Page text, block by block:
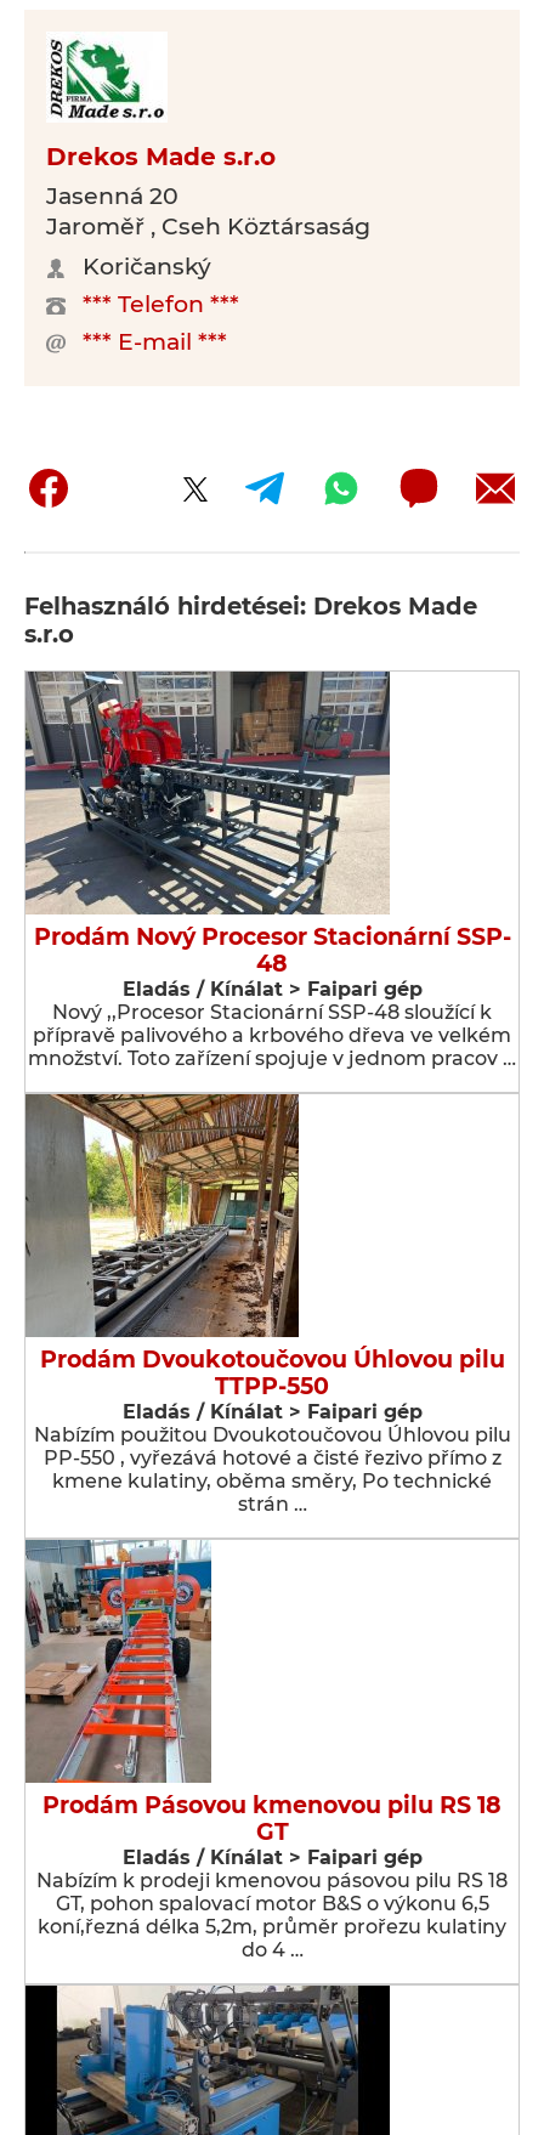
Drekos Made s.r.o
Jasenná 20
Jaroměř , Cseh Köztársaság
Koričanský
*** Telefon ***
*** E-mail ***
Felhasználó hirdetései: Drekos Made
s.r.o
Prodám Nový Procesor Stacionární SSP-
48
Eladás / Kínálat > Faipari gép
Nový ,,Procesor Stacionární SSP-48 sloužící k
přípravě palivového a krbového dřeva ve velkém
množství. Toto zařízení spojuje v jednom pracov …
Prodám Dvoukotoučovou Úhlovou pilu
TTPP-550
Eladás / Kínálat > Faipari gép
Nabízím použitou Dvoukotoučovou Úhlovou pilu
PP-550 , vyřezává hotové a čisté řezivo přímo z
kmene kulatiny, oběma směry, Po technické
strán …
Prodám Pásovou kmenovou pilu RS 18
GT
Eladás / Kínálat > Faipari gép
Nabízím k prodeji kmenovou pásovou pilu RS 18
GT, pohon spalovací motor B&S o výkonu 6,5
koní,řezná délka 5,2m, průměr prořezu kulatiny
do 4 …